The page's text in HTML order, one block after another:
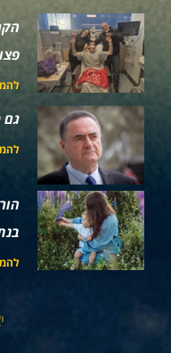
גם